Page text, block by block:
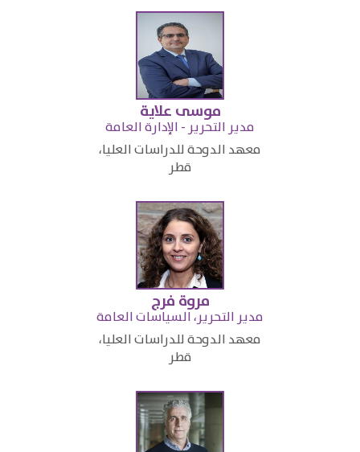
موسى علاية
مدير التحرير - الإدارة العامة
معهد الدوحة للدراسات العليا،
قطر
مروة فرج
مدير التحرير، السياسات العامة
معهد الدوحة للدراسات العليا،
قطر